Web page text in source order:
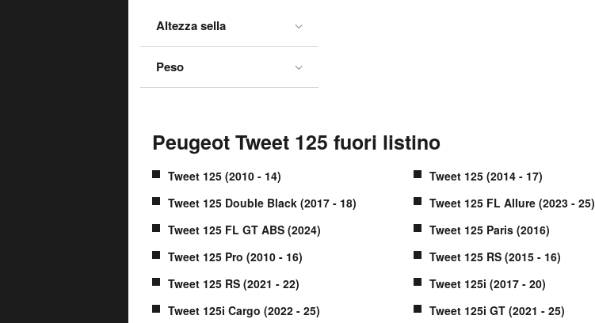
Altezza sella
Peso
Peugeot Tweet 125 fuori listino
Tweet 125 (2010 - 14) Tweet 125 (2014 - 17)
Tweet 125 Double Black (2017 - 18)
Tweet 125 FL Allure (2023 - 25)
Tweet 125 FL GT ABS (2024)
Tweet 125 Paris (2016)
Tweet 125 Pro (2010 - 16)
Tweet 125 RS (2015 - 16)
Tweet 125 RS (2021 - 22)
Tweet 125i (2017 - 20)
Tweet 125i Cargo (2022 - 25)
Tweet 125i GT (2021 - 25)